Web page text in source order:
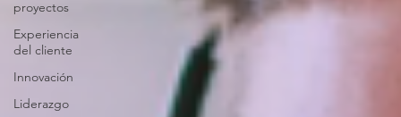
proyectos
Experiencia
del cliente
Innovación
Liderazgo